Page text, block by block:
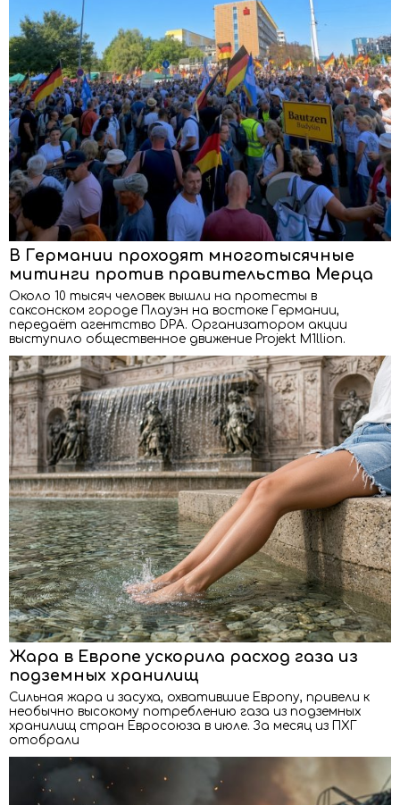
В Германии проходят многотысячные
митинги против правительства Мерца
Около 10 тысяч человек вышли на протесты в
саксонском городе Плауэн на востоке Германии,
передаёт агентство DPA. Организатором акции
выступило общественное движение Projekt M1llion.
Жара в Европе ускорила расход газа из
подземных хранилищ
Сильная жара и засуха, охватившие Европу, привели к
необычно высокому потреблению газа из подземных
хранилищ стран Евросоюза в июле. За месяц из ПХГ
отобрали